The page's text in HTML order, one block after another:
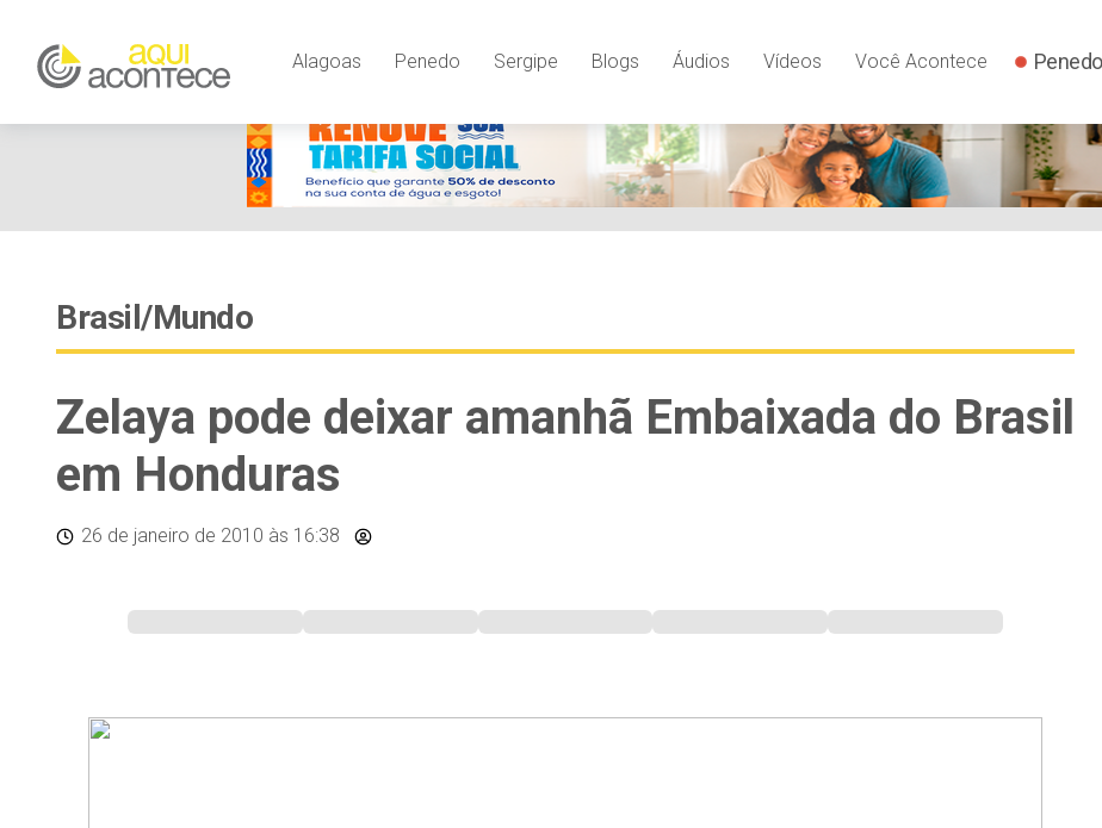
Alagoas Penedo Sergipe Blogs Áudios Vídeos Você Acontece
Brasil/Mundo
Zelaya pode deixar amanhã Embaixada do Brasil
em Honduras
26 de janeiro de 2010 às 16:38